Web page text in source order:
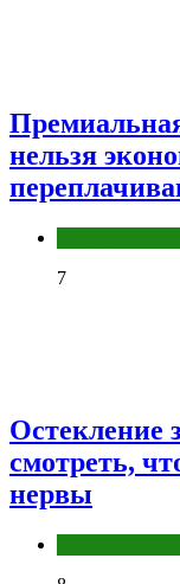
нельзя
7
Остекление
смотреть,
нервы